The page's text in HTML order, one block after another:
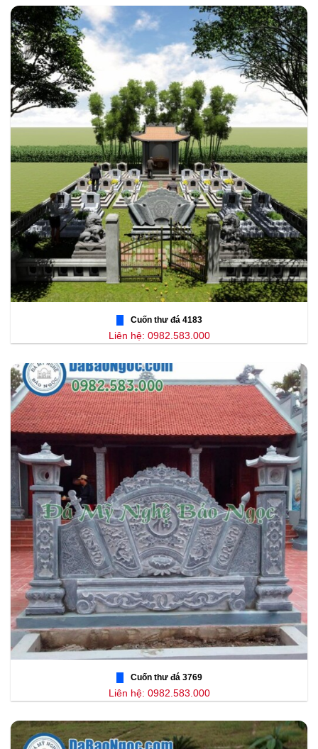
Cuốn thư đá 4183
Liên hệ: 0982.583.000
Cuốn thư đá 3769
Liên hệ: 0982.583.000